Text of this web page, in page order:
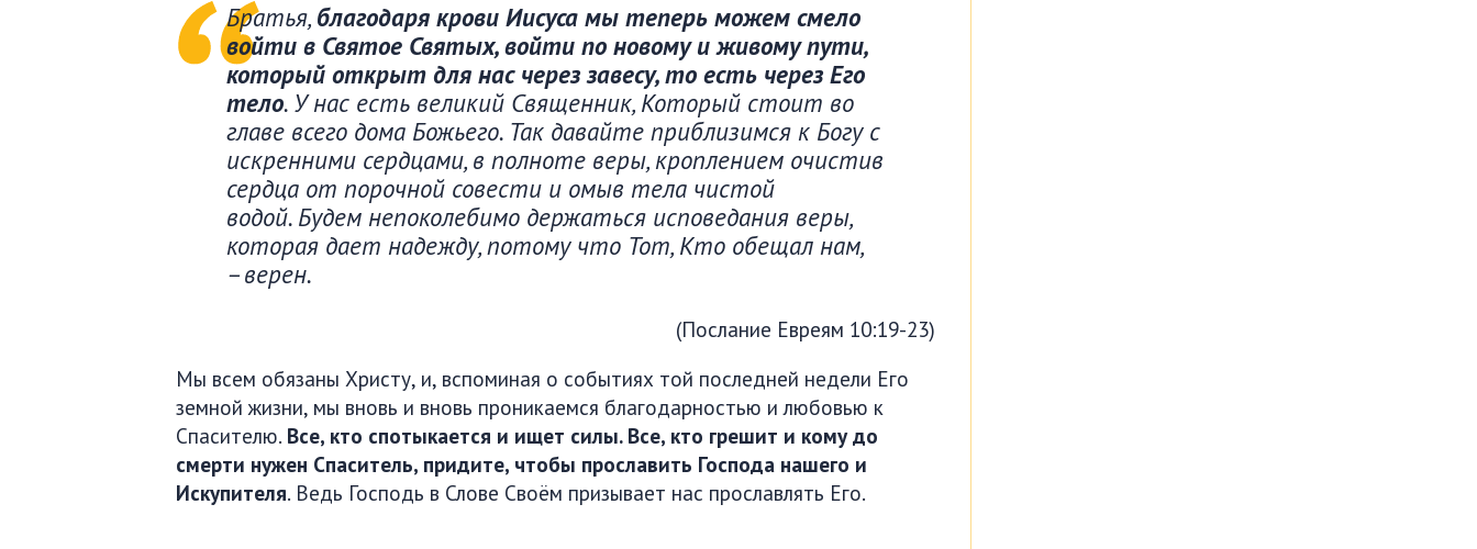
Братья, благодаря крови Иисуса мы теперь можем смело
войти в Святое Святых, войти по новому и живому пути,
который открыт для нас через завесу, то есть через Его
тело. У нас есть великий Священник, Который стоит во
главе всего дома Божьего. Так давайте приблизимся к Богу с
искренними сердцами, в полноте веры, кроплением очистив
сердца от порочной совести и омыв тела чистой
водой. Будем непоколебимо держаться исповедания веры,
которая дает надежду, потому что Тот, Кто обещал нам,
– верен.
(Послание Евреям 10:19-23)
Мы всем обязаны Христу, и, вспоминая о событиях той последней недели Его
земной жизни, мы вновь и вновь проникаемся благодарностью и любовью к
Спасителю. Все, кто спотыкается и ищет силы. Все, кто грешит и кому до
смерти нужен Спаситель, придите, чтобы прославить Господа нашего и
Искупителя. Ведь Господь в Слове Своём призывает нас прославлять Его.